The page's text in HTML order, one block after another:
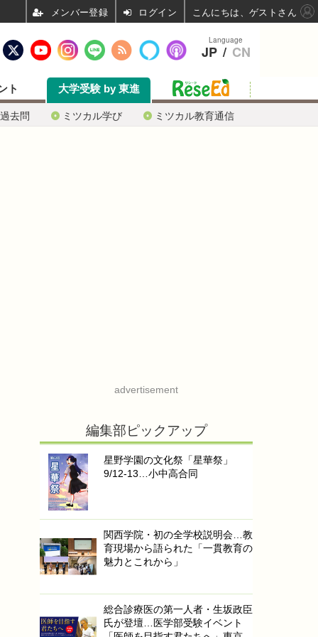
去問 ミツカル学び ミツカル教育通信
ト 大学受験 by 東進
advertisement
編集部ピックアップ
星野学園の文化祭「星華祭」
9/12-13…小中高合同
関西学院・初の全学校説明会…教
育現場から語られた「一貫教育の
魅力とこれから」
総合診療医の第一人者・生坂政臣
氏が登壇…医学部受験イベント
Language
JP / CN
ログイン こんにちは、ゲストさん